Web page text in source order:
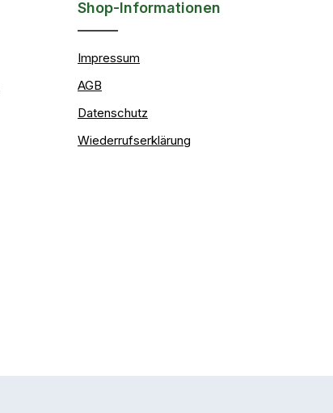
Shop-Informationen
Impressum
AGB
Datenschutz
Wiederrufserklärung